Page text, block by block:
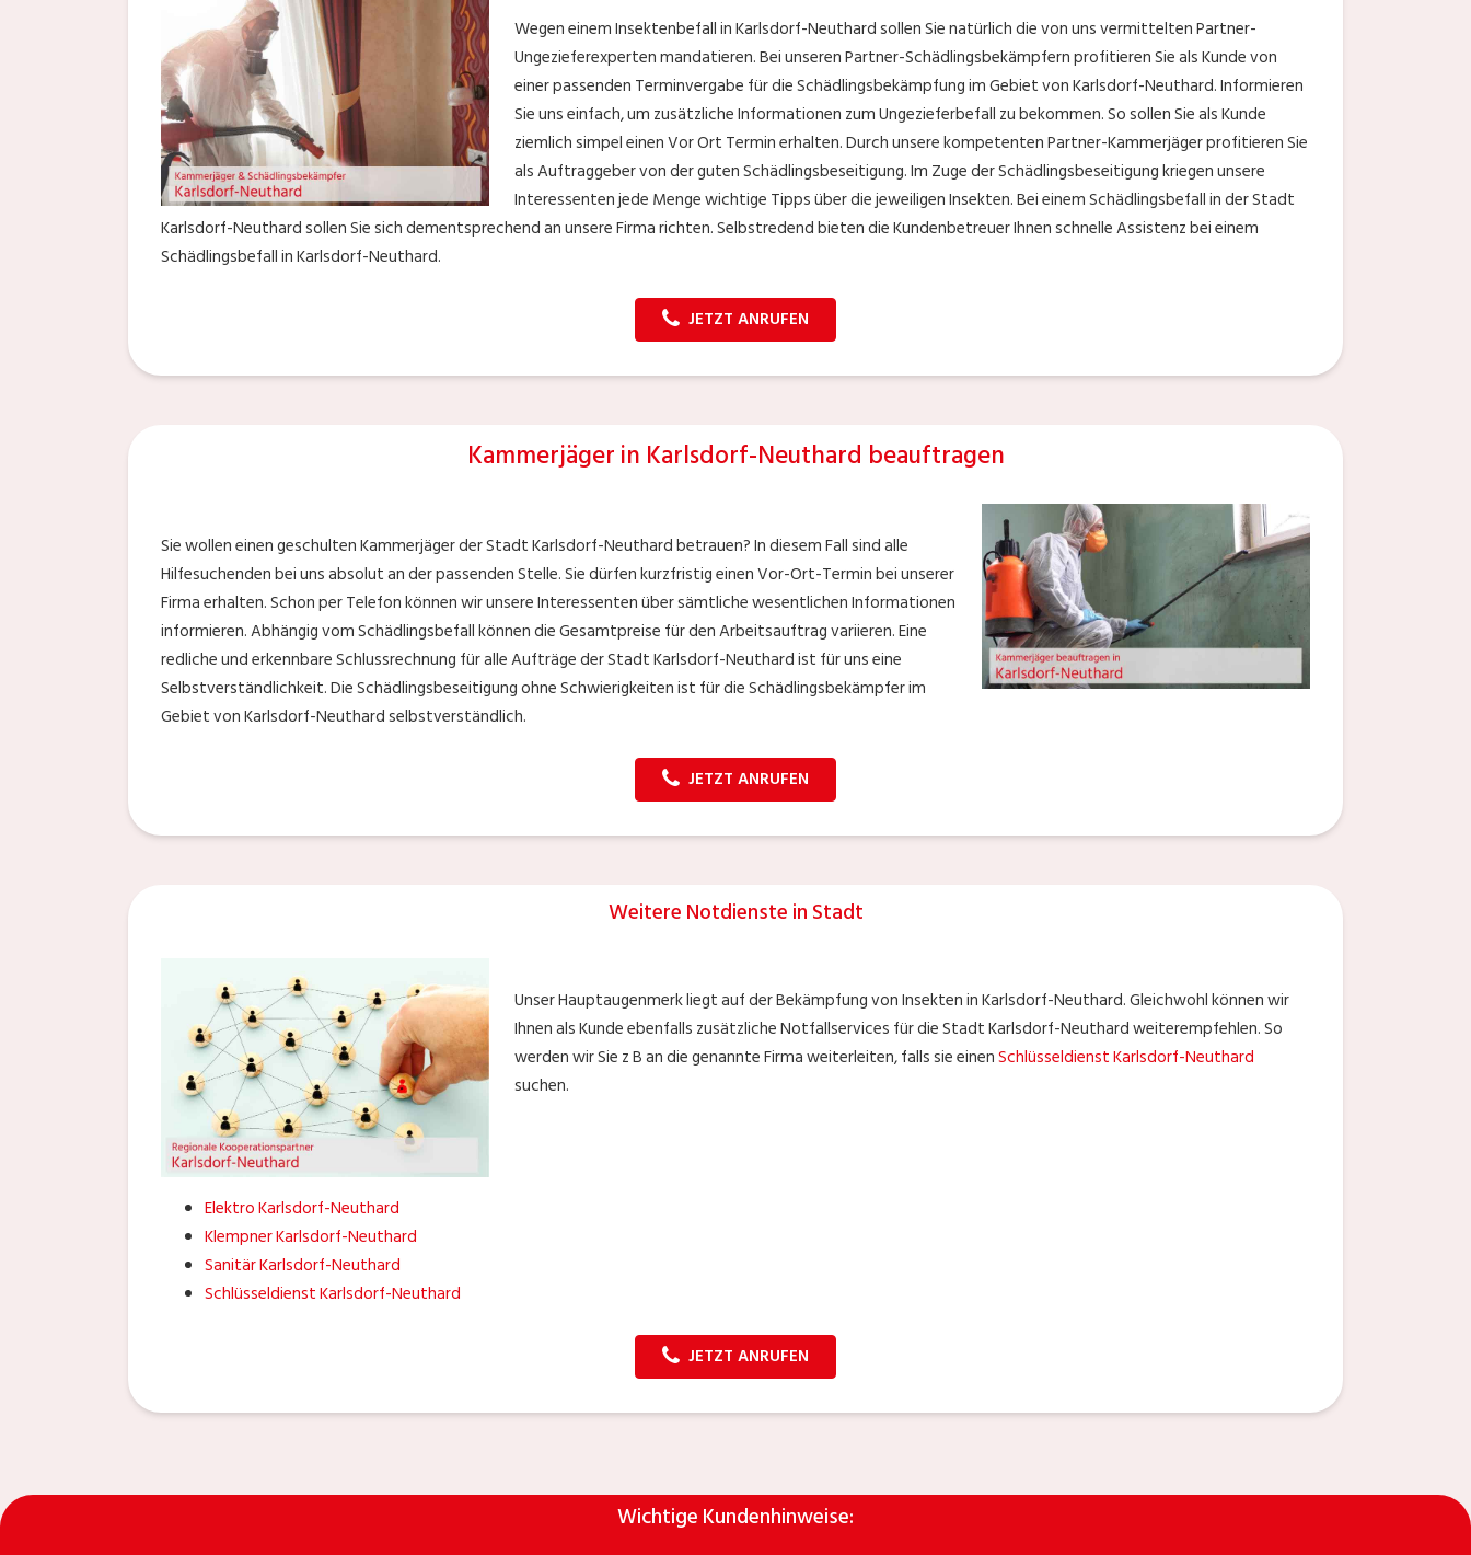
Wegen einem Insektenbefall in Karlsdorf-Neuthard sollen Sie natürlich die von uns vermittelten Partner-
Ungezieferexperten mandatieren. Bei unseren Partner-Schädlingsbekämpfern profitieren Sie als Kunde von
einer passenden Terminvergabe für die Schädlingsbekämpfung im Gebiet von Karlsdorf-Neuthard. Informieren
Sie uns einfach, um zusätzliche Informationen zum Ungezieferbefall zu bekommen. So sollen Sie als Kunde
ziemlich simpel einen Vor Ort Termin erhalten. Durch unsere kompetenten Partner-Kammerjäger profitieren Sie
als Auftraggeber von der guten Schädlingsbeseitigung. Im Zuge der Schädlingsbeseitigung kriegen unsere
Interessenten jede Menge wichtige Tipps über die jeweiligen Insekten. Bei einem Schädlingsbefall in der Stadt
Karlsdorf-Neuthard sollen Sie sich dementsprechend an unsere Firma richten. Selbstredend bieten die Kundenbetreuer Ihnen schnelle Assistenz bei einem
Schädlingsbefall in Karlsdorf-Neuthard.
JETZT ANRUFEN
Kammerjäger in Karlsdorf-Neuthard beauftragen
Sie wollen einen geschulten Kammerjäger der Stadt Karlsdorf-Neuthard betrauen? In diesem Fall sind alle
Hilfesuchenden bei uns absolut an der passenden Stelle. Sie dürfen kurzfristig einen Vor-Ort-Termin bei unserer
Firma erhalten. Schon per Telefon können wir unsere Interessenten über sämtliche wesentlichen Informationen
informieren. Abhängig vom Schädlingsbefall können die Gesamtpreise für den Arbeitsauftrag variieren. Eine
redliche und erkennbare Schlussrechnung für alle Aufträge der Stadt Karlsdorf-Neuthard ist für uns eine
Selbstverständlichkeit. Die Schädlingsbeseitigung ohne Schwierigkeiten ist für die Schädlingsbekämpfer im
Gebiet von Karlsdorf-Neuthard selbstverständlich.
JETZT ANRUFEN
Weitere Notdienste in Stadt
Unser Hauptaugenmerk liegt auf der Bekämpfung von Insekten in Karlsdorf-Neuthard. Gleichwohl können wir
Ihnen als Kunde ebenfalls zusätzliche Notfallservices für die Stadt Karlsdorf-Neuthard weiterempfehlen. So
werden wir Sie z B an die genannte Firma weiterleiten, falls sie einenSchlüsseldienst Karlsdorf-Neuthard
suchen.
Elektro Karlsdorf-Neuthard
Klempner Karlsdorf-Neuthard
Sanitär Karlsdorf-Neuthard
Schlüsseldienst Karlsdorf-Neuthard
JETZT ANRUFEN
Wichtige Kundenhinweise: